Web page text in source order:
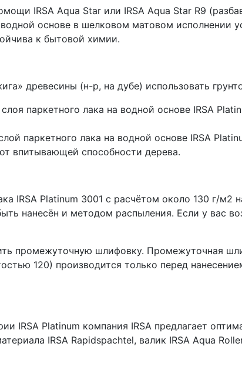
IRSA Aqua Star или IRSA Aqua Star R9
водной основе в шелковом матовом исполнении
к бытовой химии.
древесины (н-р, на дубе) использовать
паркетного лака на водной основе IRSA
паркетного лака на водной основе IRSA
впитывающей способности дерева.
IRSA Platinum 3001 с расчётом около 130 г/м2
нанесён и методом распыления. Если у вас
промежуточную шлифовку. Промежуточная
120) производится только перед
IRSA Platinum компания IRSA предлагает
IRSA Rapidspachtel, валик IRSA Aqua